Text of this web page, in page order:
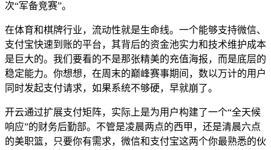
次“军备竞赛”。
在体育和棋牌行业，流动性就是生命线。一个能够支持微信、
支付宝快速到账的平台，其背后的资金池实力和技术维护成本
是巨大的。我们要看的不是那张精美的充值海报，而是底层的
稳定能力。你想想，在周末的巅峰赛事期间，数以万计的用户
同时发起支付请求，如果系统不够硬，早就崩了。
开云通过扩展支付矩阵，实际上是为用户构建了一个“全天候
响应”的财务后勤部。不管是凌晨两点的西甲，还是清晨六点
的美职篮，只要你有需求，微信和支付宝这两个你最熟悉的伙